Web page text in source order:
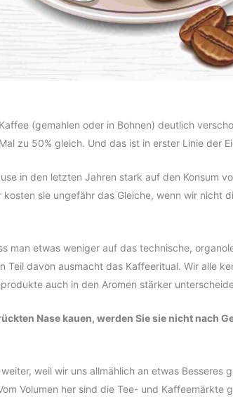
(gemahlen oder in Bohnen) deutlich
zu 50% gleich. Und das ist in erster Linie der
in den letzten Jahren stark auf den Konsum
sie ungefähr das Gleiche, wenn wir nicht
man etwas weniger auf das technische,
davon ausmacht das Kaffeeritual. Wir alle
auch in den Aromen stärker
Nase kauen, werden Sie sie nicht nach
weil wir uns allmählich an etwas Besseres
Volumen her sind die Tee- und Kaffeemärkte